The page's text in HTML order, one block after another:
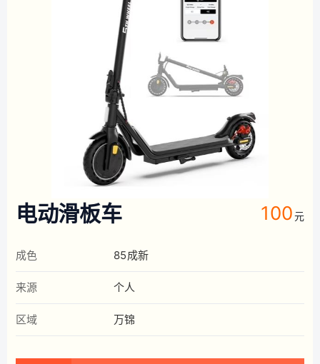
电动滑板车 100元
成色 85成新
来源 个人
区域 万锦